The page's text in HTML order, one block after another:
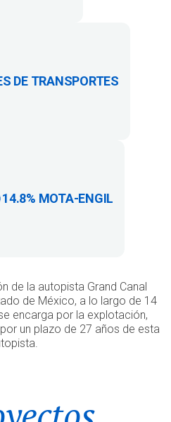
DE TRANSPORTES
14.8% MOTA-ENGIL
de la autopista Grand Canal
de México, a lo largo de 14
encarga por la explotación,
un plazo de 27 años de esta